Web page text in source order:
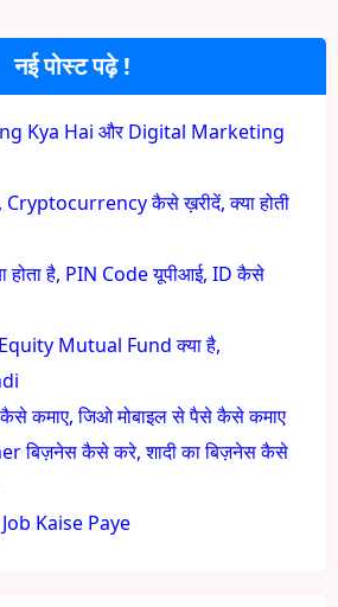
नई पोस्ट पढ़े !
Kya Hai और Digital Marketing
Cryptocurrency कैसे ख़रीदें, क्या होती
होता है, PIN Code यूपीआई, ID कैसे
Equity Mutual Fund क्या है,
कमाए, जिओ मोबाइल से पैसे कैसे कमाए
बिज़नेस कैसे करे, शादी का बिज़नेस कैसे
Kaise Paye